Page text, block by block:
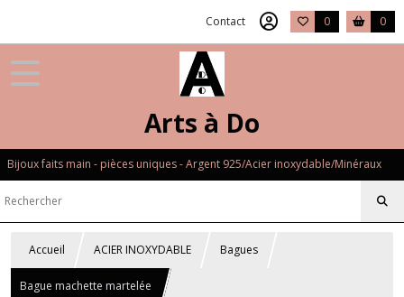
Contact 0 0
Arts à Do
Bijoux faits main - pièces uniques - Argent 925/Acier inoxydable/Minéraux
Accueil ACIER INOXYDABLE Bagues
Bague machette martelée